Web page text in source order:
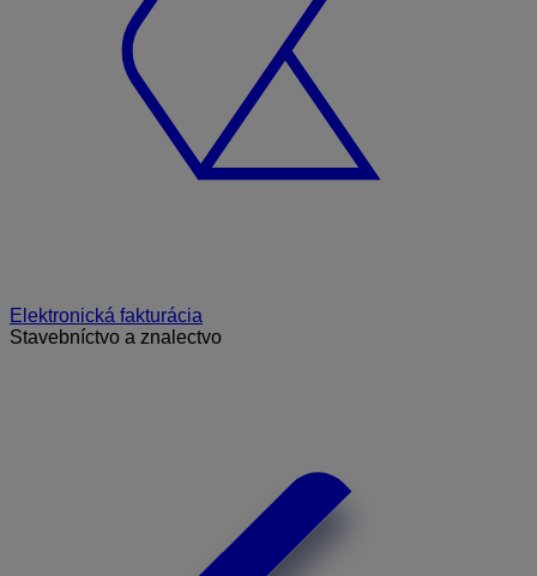
Elektronická fakturácia
Stavebníctvo a znalectvo